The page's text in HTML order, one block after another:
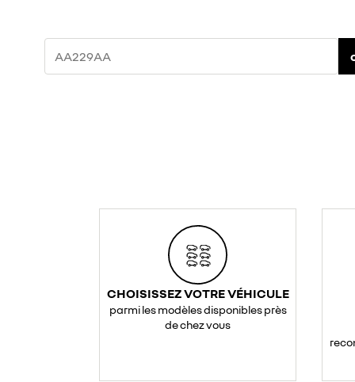
CHOISISSEZ VOTRE VÉHICULE
parmi les modèles disponibles près
de chez vous